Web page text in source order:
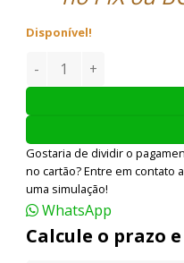
Disponível!
RIFLE AIRSOFT VFC
Gostaria de dividir o
no cartão? Entre em contato
uma simulação!
WhatsApp
Calcule o prazo